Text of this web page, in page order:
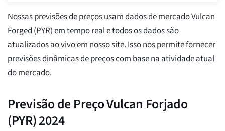
Nossas previsões de preços usam dados de mercado Vulcan
Forged (PYR) em tempo real e todos os dados são
atualizados ao vivo em nosso site. Isso nos permite fornecer
previsões dinâmicas de preços com base na atividade atual
do mercado.
Previsão de Preço Vulcan Forjado
(PYR) 2024